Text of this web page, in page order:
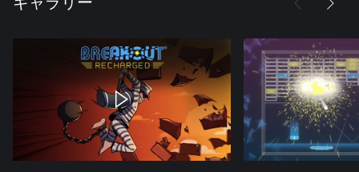
ギャラリー